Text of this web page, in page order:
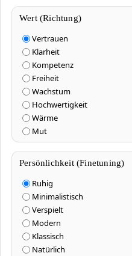
Wert (Richtung)
Vertrauen
Klarheit
Kompetenz
Freiheit
Wachstum
Hochwertigkeit
Wärme
Mut
Persönlichkeit (Finetuning)
Ruhig
Minimalistisch
Verspielt
Modern
Klassisch
Natürlich